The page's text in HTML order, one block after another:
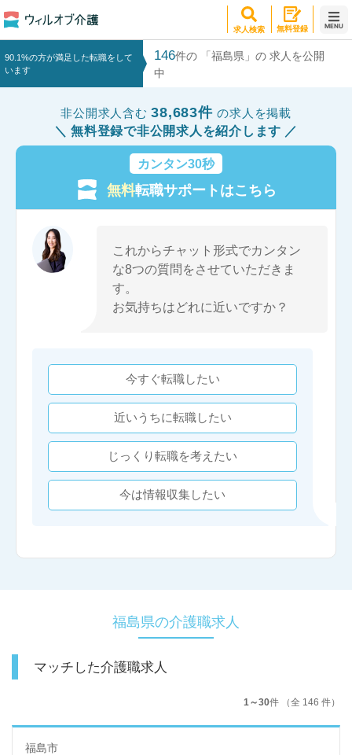
求人検索 無料登録 MENU
90.1%の方が満足した転職をして
います
146件の 「福島県」の 求人を公開
中
非公開求人含む38,683件の求人を掲載
無料登録で非公開求人を紹介します
カンタン30秒
無料転職サポートはこちら
これからチャット形式でカンタン
な8つの質問をさせていただきま
す。
お気持ちはどれに近いですか？
今すぐ転職したい
近いうちに転職したい
じっくり転職を考えたい
今は情報収集したい
福島県の介護職求人
マッチした介護職求人
1～30件 （全 146 件）
福島市